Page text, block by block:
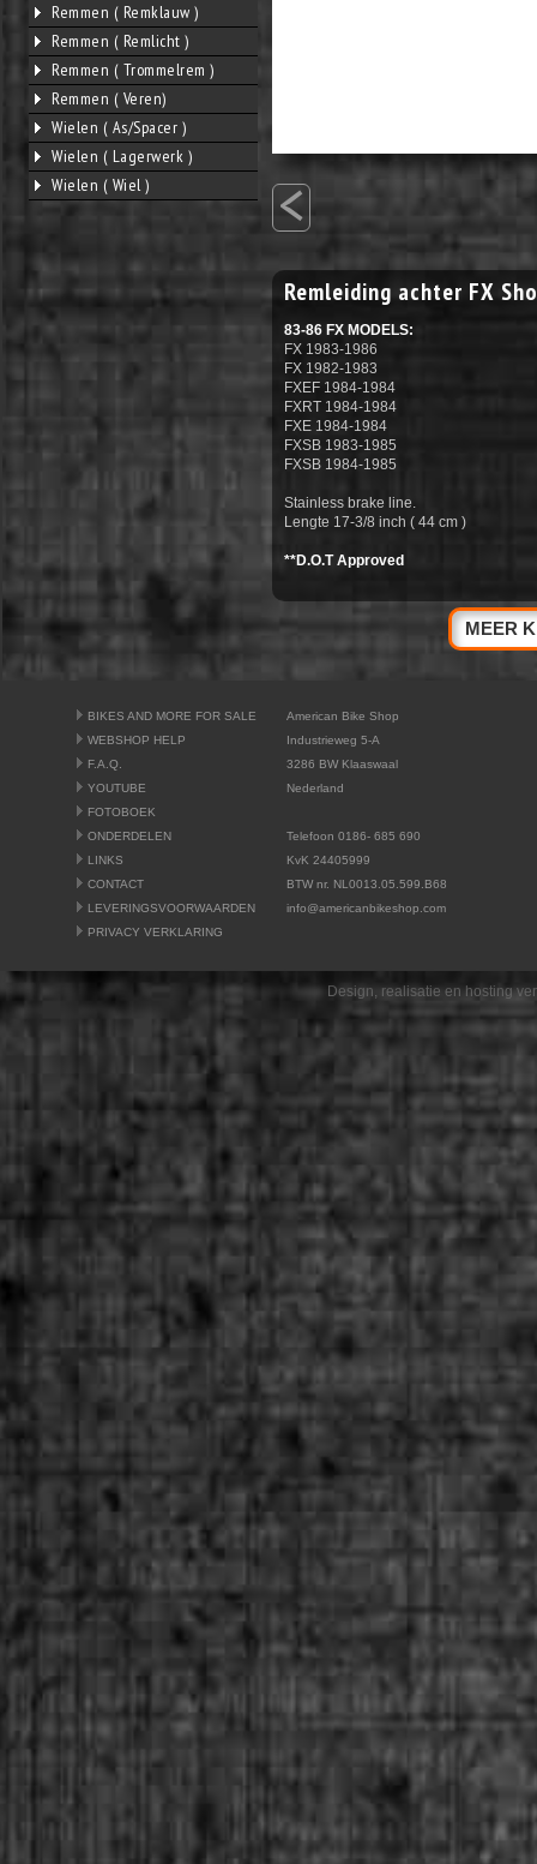
Remmen ( Remklauw )
Remmen ( Remlicht )
Remmen ( Trommelrem )
Remmen ( Veren)
Wielen ( As/Spacer )
Wielen ( Lagerwerk )
Wielen ( Wiel )
<
Remleiding achter FX
83-86 FX MODELS:
FX 1983-1986
FX 1982-1983
FXEF 1984-1984
FXRT 1984-1984
FXE 1984-1984
FXSB 1983-1985
FXSB 1984-1985
Stainless brake line.
Lengte 17-3/8 inch ( 44 cm )
**D.O.T Approved
MEER
BIKES AND MORE FOR SALE
WEBSHOP HELP
F.A.Q.
YOUTUBE
FOTOBOEK
ONDERDELEN
LINKS
CONTACT
LEVERINGSVOORWAARDEN
PRIVACY VERKLARING
American Bike Shop
Industrieweg 5-A
3286 BW Klaaswaal
Nederland
Telefoon 0186- 685 690
KvK 24405999
BTW nr. NL0013.05.599.B68
info@americanbikeshop.com
Design, realisatie en hosting